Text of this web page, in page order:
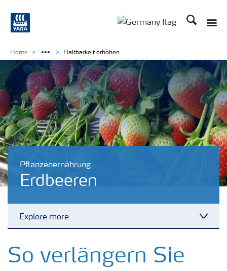
Suchen
Pflanzenernährung
Erdbeeren
Explore more
Home Haltbarkeit erhöhen
So verlängern Sie